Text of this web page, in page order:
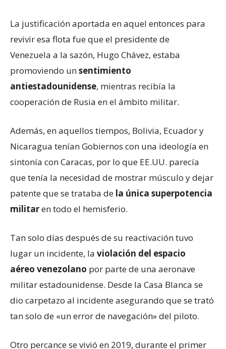
La justificación aportada en aquel entonces para
revivir esa flota fue que el presidente de
Venezuela a la sazón, Hugo Chávez, estaba
promoviendo unsentimiento
antiestadounidense, mientras recibía la
cooperación de Rusia en el ámbito militar.
Además, en aquellos tiempos, Bolivia, Ecuador y
Nicaragua tenían Gobiernos con una ideología en
sintonía con Caracas, por lo que EE.UU. parecía
que tenía la necesidad de mostrar músculo y dejar
patente que se trataba de la única superpotencia
militaren todo el hemisferio.
Tan solo días después de su reactivación tuvo
lugar un incidente, la violación del espacio
aéreo venezolano por parte de una aeronave
militar estadounidense. Desde la Casa Blanca se
dio carpetazo al incidente asegurando que se trató
tan solo de «un error de navegación» del piloto.
Otro percance se vivió en 2019, durante el primer